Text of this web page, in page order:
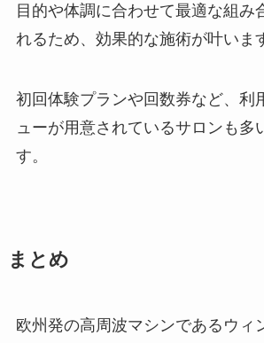
目的や体調に合わせて最適な組み
れるため、効果的な施術が叶いま
初回体験プランや回数券など、利
ューが用意されているサロンも多
す。
まとめ
欧州発の高周波マシンであるウィ